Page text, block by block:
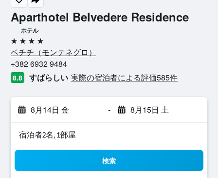
Aparthotel Belvedere Residence
ホテル
4つ星
ベチチ​（モンテネグロ​）​
+382 6932 9484
8.8 すばらしい 実際の宿泊者による評価585​件
8月14日 金 - 8月15日 土
宿泊者2名, 1​部屋
検索